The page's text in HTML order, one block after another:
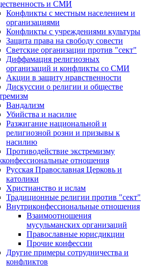
и СМИ
Конфликты с местным населением и
организациями
Конфликты с учреждениями культуры
Защита права на свободу совести
Светские организации против "сект"
Диффамация религиозных
организаций и конфликты со СМИ
Акции в защиту нравственности
Дискуссии о религии и обществе
Вандализм
Убийства и насилие
Разжигание национальной и
религиозной розни и призывы к
насилию
Противодействие экстремизму
отношения
Русская Православная Церковь и
католики
Христианство и ислам
Традиционные религии против "сект"
Внутриконфессиональные отношения
Взаимоотношения
мусульманских организаций
Православные юрисдикции
Прочие конфессии
Другие примеры сотрудничества и
конфликтов